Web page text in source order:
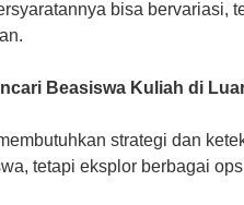
bisa bervariasi,
Beasiswa Kuliah di
strategi dan
tetapi eksplor berbagai